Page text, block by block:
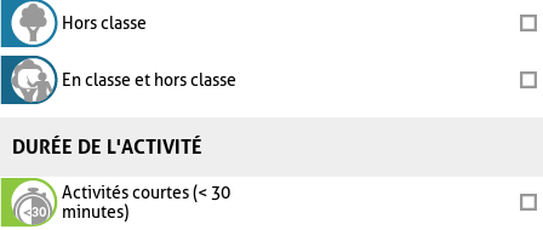
Hors classe
En classe et hors classe
DURÉE DE L'ACTIVITÉ
Activités courtes (< 30
minutes)